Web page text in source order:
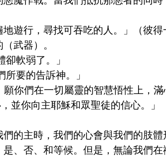
遊行，尋找可吞吃的人。」（彼得
武器）。
軟弱了。」
要的告訴神。」
你們在一切屬靈的智慧悟性上，滿
並你向主耶穌和眾聖徒的信心。」
的主時，我們的心會與我們的肢
、否、和等候。但是，無論我們